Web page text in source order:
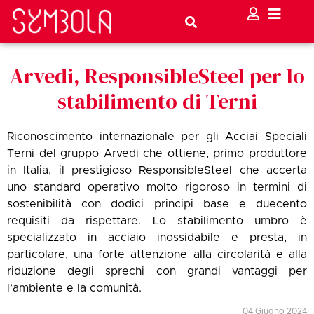
Arvedi, ResponsibleSteel per lo
stabilimento di Terni
Riconoscimento internazionale per gli Acciai Speciali
Terni del gruppo Arvedi che ottiene, primo produttore
in Italia, il prestigioso ResponsibleSteel che accerta
uno standard operativo molto rigoroso in termini di
sostenibilità con dodici principi base e duecento
requisiti da rispettare. Lo stabilimento umbro è
specializzato in acciaio inossidabile e presta, in
particolare, una forte attenzione alla circolarità e alla
riduzione degli sprechi con grandi vantaggi per
l’ambiente e la comunità.
04 Giugno 2024